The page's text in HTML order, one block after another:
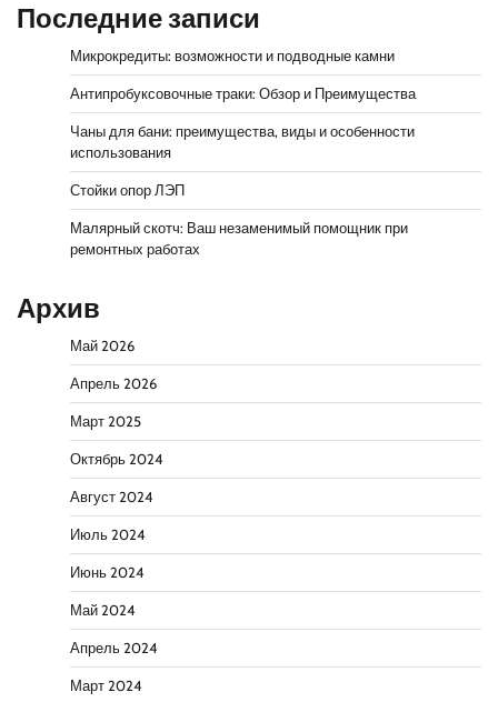
Последние записи
Микрокредиты: возможности и подводные камни
Антипробуксовочные траки: Обзор и Преимущества
Чаны для бани: преимущества, виды и особенности
использования
Стойки опор ЛЭП
Малярный скотч: Ваш незаменимый помощник при
ремонтных работах
Архив
Май 2026
Апрель 2026
Март 2025
Октябрь 2024
Август 2024
Июль 2024
Июнь 2024
Май 2024
Апрель 2024
Март 2024